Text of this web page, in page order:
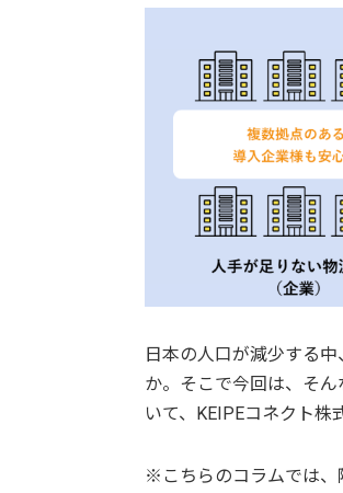
日本の人口が減少する
か。そこで今回は、そ
いて、
KEIPEコネクト株
※こちらのコラムでは、